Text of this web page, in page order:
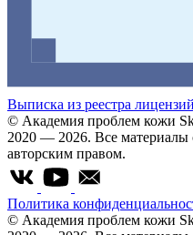
Выписка из реестра лицензий
© Академия проблем кожи
2020 — 2026. Все
авторским правом.
Политика
© Академия проблем кожи